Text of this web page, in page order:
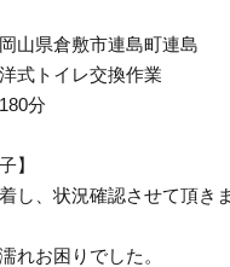
山県倉敷市連島町連島
式トイレ交換作業
分
】
し、状況確認させて頂き
れお困りでした。